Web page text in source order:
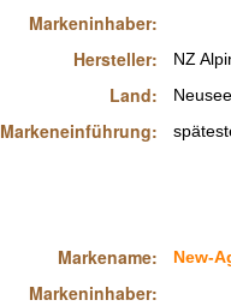
Markeninhaber:
Hersteller:
Land:
Markeneinführung:
NZ
Markename:
Markeninhaber:
New-